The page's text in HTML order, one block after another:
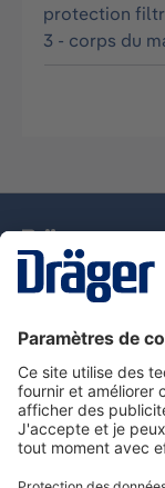
protection
3 - corps du
Nous contacter
Service de e-
Informations